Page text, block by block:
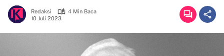
Redaksi
4 Min Baca
10 Juli 2023